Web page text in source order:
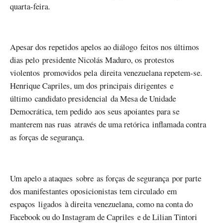
quarta-feira.
Apesar dos repetidos apelos ao diálogo feitos nos últimos
dias pelo presidente Nicolás Maduro, os protestos
violentos promovidos pela direita venezuelana repetem-se.
Henrique Capriles, um dos principais dirigentes e
último candidato presidencial da Mesa de Unidade
Democrática, tem pedido aos seus apoiantes para se
manterem nas ruas através de uma retórica inflamada contra
as forças de segurança.
Um apelo a ataques sobre as forças de segurança por parte
dos manifestantes oposicionistas tem circulado em
espaços ligados à direita venezuelana, como na conta do
Facebook ou do Instagram de Capriles e de Lilian Tintori